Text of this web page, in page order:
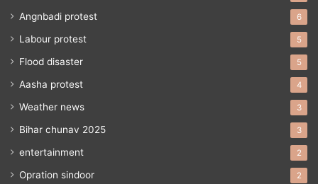
Angnbadi protest 6
Labour protest 5
Flood disaster 5
Aasha protest 4
Weather news 3
Bihar chunav 2025 3
entertainment 2
Opration sindoor 2